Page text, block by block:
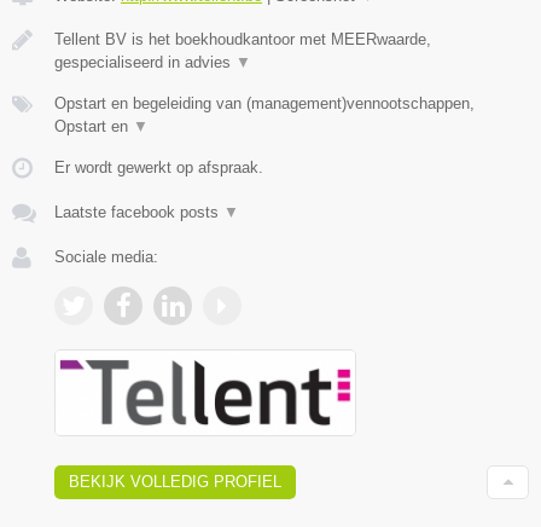
Tellent BV is het boekhoudkantoor met MEERwaarde,
gespecialiseerd in advies ▼
Opstart en begeleiding van (management)vennootschappen,
Opstart en ▼
Er wordt gewerkt op afspraak.
Laatste facebook posts ▼
Sociale media:
BEKIJK VOLLEDIG PROFIEL